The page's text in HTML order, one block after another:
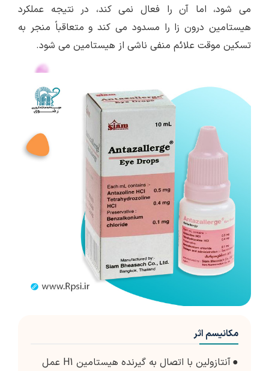
می شود، اما آن را فعال نمی کند، در نتیجه عملکرد
هیستامین درون زا را مسدود می کند و متعاقباً منجر به
تسکین موقت علائم منفی ناشی از هیستامین می شود.
مکانیسم اثر
●
آنتازولین با اتصال به گیرنده هیستامین H1 عمل